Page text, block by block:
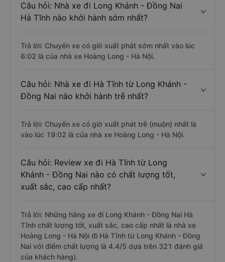
Câu hỏi: Nhà xe đi Long Khánh - Đồng Nai
Hà Tĩnh nào khởi hành sớm nhất?
Trả lời: Chuyến xe có giờ xuất phát sớm nhất vào lúc
6:02 là của nhà xe Hoàng Long - Hà Nội.
Câu hỏi: Nhà xe đi Hà Tĩnh từ Long Khánh -
Đồng Nai nào khởi hành trễ nhất?
Trả lời: Chuyến xe có giờ xuất phát trễ (muộn) nhất là
vào lúc 19:02 là của nhà xe Hoàng Long - Hà Nội.
Câu hỏi: Review xe đi Hà Tĩnh từ Long
Khánh - Đồng Nai nào có chất lượng tốt,
xuất sắc, cao cấp nhất?
Trả lời: Những hãng xe đi Long Khánh - Đồng Nai Hà
Tĩnh chất lượng tốt, xuất sắc, cao cấp nhất là nhà xe
Hoàng Long - Hà Nội đi Hà Tĩnh từ Long Khánh - Đồng
Nai với điểm chất lượng là 4.4/5 dựa trên 321 đánh giá
của khách hàng).